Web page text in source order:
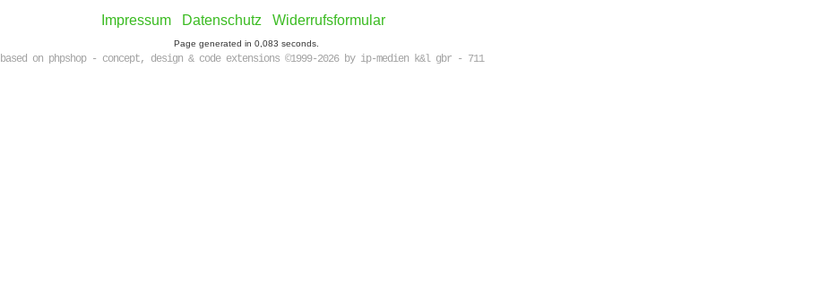
Impressum Datenschutz Widerrufsformular
Page generated in 0,083 seconds.
based on phpshop - concept, design & code extensions ©1999-2026 by ip-medien k&l gbr - 711